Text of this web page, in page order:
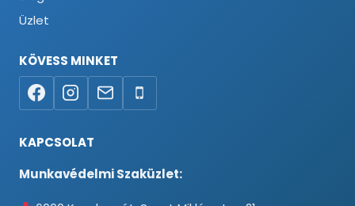
Üzlet
KÖVESS MINKET
KAPCSOLAT
Munkavédelmi Szaküzlet: